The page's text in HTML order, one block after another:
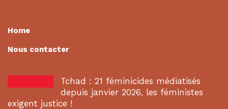
Home
Nous contacter
Tchad : 21 féminicides médiatisés
depuis janvier 2026, les féministes
exigent justice !